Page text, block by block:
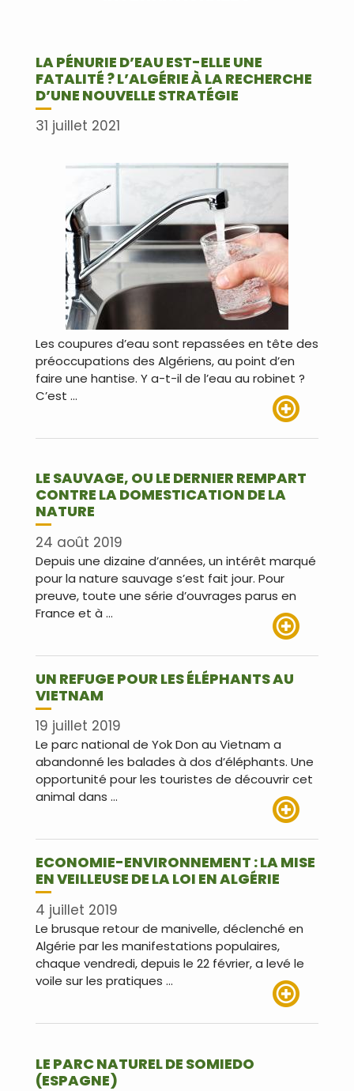
LA PÉNURIE D’EAU EST-ELLE UNE
FATALITÉ ? L’ALGÉRIE À LA RECHERCHE
D’UNE NOUVELLE STRATÉGIE
31 juillet 2021
Les coupures d’eau sont repassées en tête des
préoccupations des Algériens, au point d’en
faire une hantise. Y a-t-il de l’eau au robinet ?
C’est …
LE SAUVAGE, OU LE DERNIER REMPART
CONTRE LA DOMESTICATION DE LA
NATURE
24 août 2019
Depuis une dizaine d’années, un intérêt marqué
pour la nature sauvage s’est fait jour. Pour
preuve, toute une série d’ouvrages parus en
France et à …
UN REFUGE POUR LES ÉLÉPHANTS AU
VIETNAM
19 juillet 2019
Le parc national de Yok Don au Vietnam a
abandonné les balades à dos d’éléphants. Une
opportunité pour les touristes de découvrir cet
animal dans …
ECONOMIE-ENVIRONNEMENT : LA MISE
EN VEILLEUSE DE LA LOI EN ALGÉRIE
4 juillet 2019
Le brusque retour de manivelle, déclenché en
Algérie par les manifestations populaires,
chaque vendredi, depuis le 22 février, a levé le
voile sur les pratiques …
LE PARC NATUREL DE SOMIEDO
(ESPAGNE)